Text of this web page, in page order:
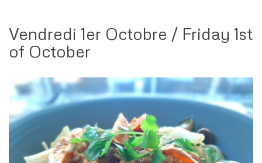
Vendredi 1er Octobre / Friday 1st
of October